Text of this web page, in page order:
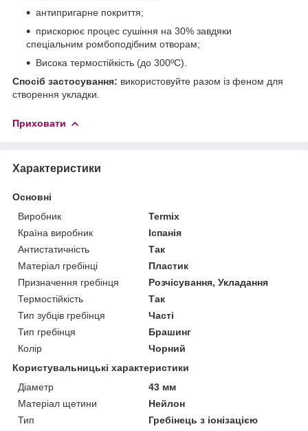
антипригарне покриття;
прискорює процес сушіння на 30% завдяки
спеціальним ромбоподібним отворам;
Висока термостійкість (до 300ºC).
Спосіб застосування: використовуйте разом із феном для
створення укладки.
Приховати
Характеристики
Основні
Виробник
Termix
Країна виробник
Іспанія
Антистатичність
Так
Матеріал гребінці
Пластик
Призначення гребінця
Розчісування, Укладання
Термостійкість
Так
Тип зубців гребінця
Часті
Тип гребінця
Брашинг
Колір
Чорний
Користувальницькі характеристики
Діаметр
43 мм
Матеріал щетини
Нейлон
Тип
Гребінець з іонізацією